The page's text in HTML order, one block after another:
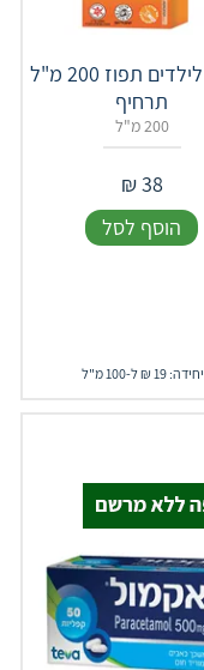
נורופן לילדים תפוז 200 מ"ל
תרחיף
200 מ"ל
38
₪
הוסף לסל
יחידה: 19 ₪ ל-100 מ"ל